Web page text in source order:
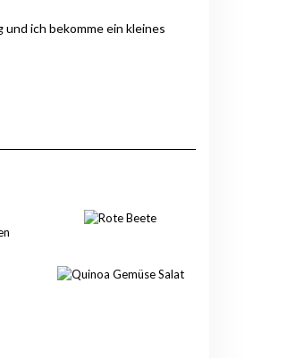
ich bekomme ein kleines